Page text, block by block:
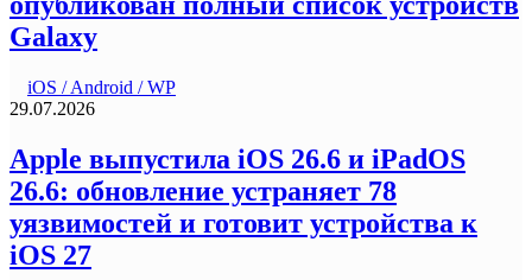
Galaxy
iOS / Android / WP
29.07.2026
Apple выпустила iOS 26.6 и iPadOS
26.6: обновление устраняет 78
уязвимостей и готовит устройства к
iOS 27